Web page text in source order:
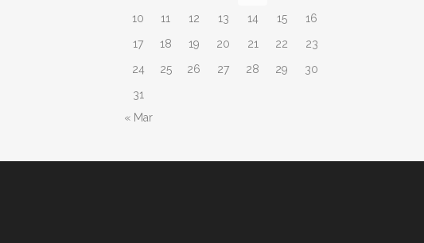
10
11 12 13 14 15
16
17
18 19 20 21 22
23
24
25 26 27 28 29
30
31
« Mar